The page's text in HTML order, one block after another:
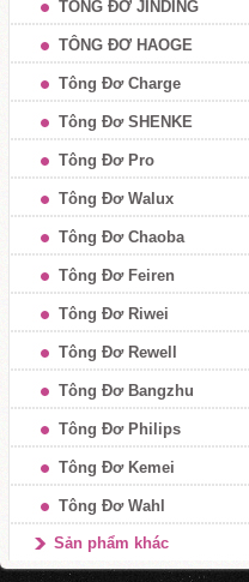
TÔNG ĐƠ JINDING
TÔNG ĐƠ HAOGE
Tông Đơ Charge
Tông Đơ SHENKE
Tông Đơ Pro
Tông Đơ Walux
Tông Đơ Chaoba
Tông Đơ Feiren
Tông Đơ Riwei
Tông Đơ Rewell
Tông Đơ Bangzhu
Tông Đơ Philips
Tông Đơ Kemei
Tông Đơ Wahl
Sản phẩm khác